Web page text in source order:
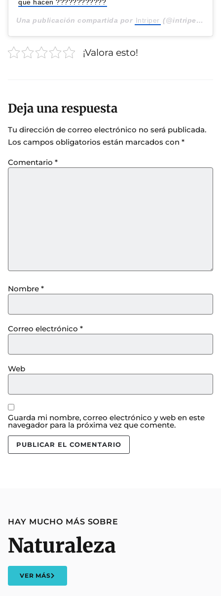
que hacen ????????????
Una publicación compartida por Intriper (@intriper) el
¡Valora esto!
Deja una respuesta
Tu dirección de correo electrónico no será publicada.
Los campos obligatorios están marcados con *
Comentario *
Nombre *
Correo electrónico *
Web
Guarda mi nombre, correo electrónico y web en este
navegador para la próxima vez que comente.
HAY MUCHO MÁS SOBRE
Naturaleza
VER MÁS